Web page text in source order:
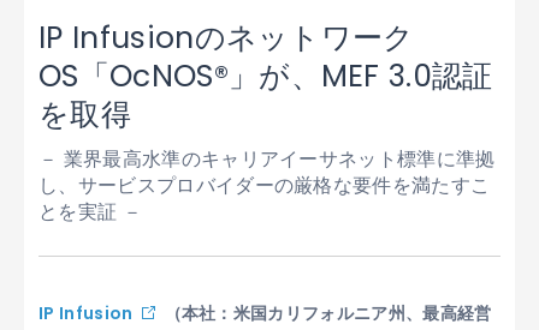
IP Infusionのネットワーク
OS「OcNOS®」が、MEF 3.0認証
を取得
－ 業界最高水準のキャリアイーサネット標準に準拠
し、サービスプロバイダーの厳格な要件を満たすこ
とを実証 －
IP Infusion
（本社：米国カリフォルニア州、最高経営